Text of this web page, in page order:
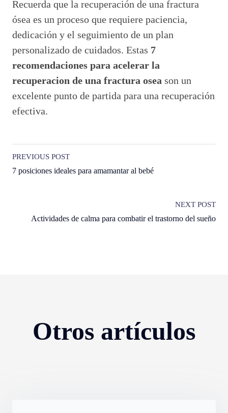
Recuerda que la recuperación de una fractura
ósea es un proceso que requiere paciencia,
dedicación y el seguimiento de un plan
personalizado de cuidados. Estas 7
recomendaciones para acelerar la
recuperacion de una fractura osea son un
excelente punto de partida para una recuperación
efectiva.
PREVIOUS POST
7 posiciones ideales para amamantar al bebé
NEXT POST
Actividades de calma para combatir el trastorno del sueño
Otros artículos